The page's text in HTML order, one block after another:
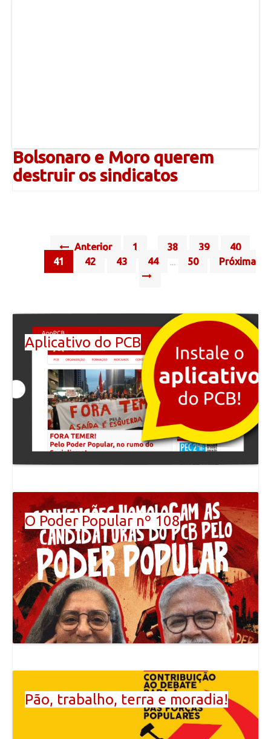
Bolsonaro e Moro querem
destruir os sindicatos
Posts
navigation
Anterior 1 38 39
40
41
42 43 44 50 Próxima
Aplicativo do PCB
O Poder Popular nº 108
Pão, trabalho, terra e moradia!